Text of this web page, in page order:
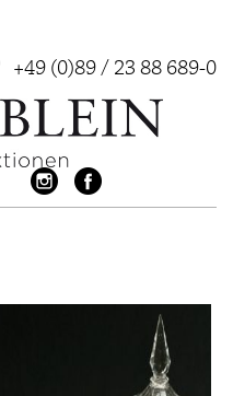
+49 (0)89 / 23 88 689-0